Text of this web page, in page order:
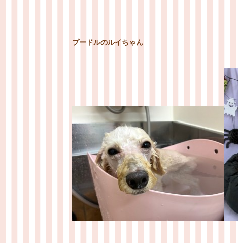
プードルのルイちゃん